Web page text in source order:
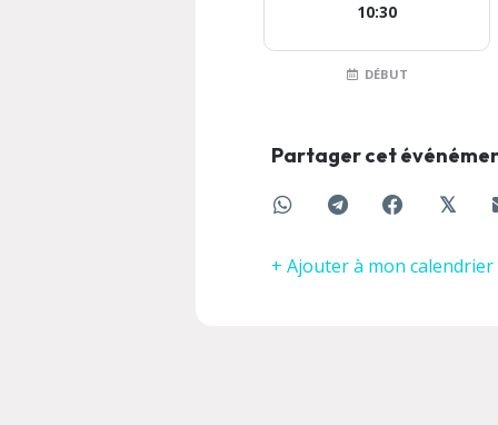
10:30
DÉBUT
Partager cet
𝕏
+ Ajouter à mon calendrier